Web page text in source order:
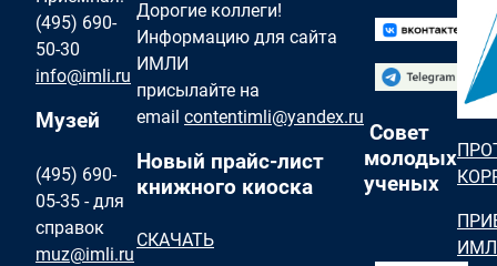
(495) 690-
50-30
info@imli.ru
Музей
(495) 690-
05-35 - для
справок
muz@imli.ru
Дорогие коллеги!
Информацию для сайта
ИМЛИ
присылайте на
email contentimli@yandex.ru
Новый прайс-лист
книжного киоска
СКАЧАТЬ
Совет
молодых
ученых